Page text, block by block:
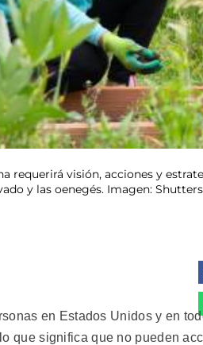
requerirá visión, acciones y
y las oenegés. Imagen:
en Estados Unidos y en
que significa que no pueden